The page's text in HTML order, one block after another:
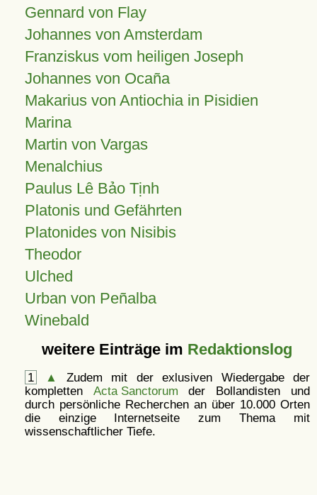
Gennard von Flay
Johannes von Amsterdam
Franziskus vom heiligen Joseph
Johannes von Ocaña
Makarius von Antiochia in Pisidien
Marina
Martin von Vargas
Menalchius
Paulus Lê Bảo Tịnh
Platonis und Gefährten
Platonides von Nisibis
Theodor
Ulched
Urban von Peñalba
Winebald
weitere Einträge im Redaktionslog
1 ▲
Zudem mit der exlusiven Wiedergabe der
kompletten Acta Sanctorum der Bollandisten und
durch persönliche Recherchen an über 10.000 Orten
die einzige Internetseite zum Thema mit
wissenschaftlicher Tiefe.